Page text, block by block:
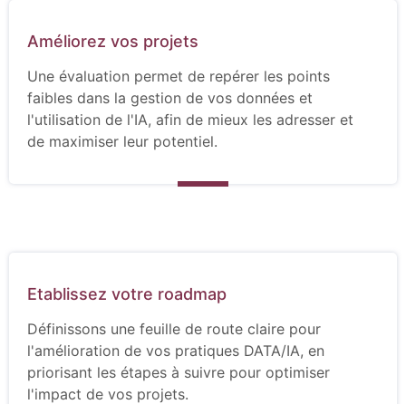
Améliorez vos projets
Une évaluation permet de repérer les points
faibles dans la gestion de vos données et
l'utilisation de l'IA, afin de mieux les adresser et
de maximiser leur potentiel.
Etablissez votre roadmap
Définissons une feuille de route claire pour
l'amélioration de vos pratiques DATA/IA, en
priorisant les étapes à suivre pour optimiser
l'impact de vos projets.